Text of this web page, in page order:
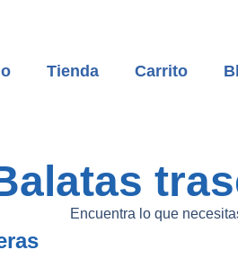
Tienda Carrito
Encuentra lo que